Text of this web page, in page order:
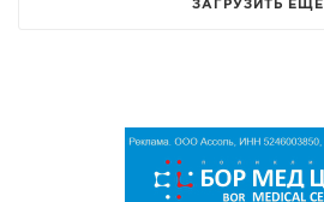
ЗАГРУЗИТЬ ЕЩЁ